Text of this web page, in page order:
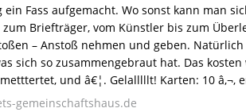
Fass aufgemacht. Wo sonst kann man
Briefträger, vom Künstler bis zum
– Anstoß nehmen und geben.
sich so zusammengebraut hat. Das
und â€¦. Gelalllllt! Karten: 10 â‚¬,
gemeinschaftshaus.de